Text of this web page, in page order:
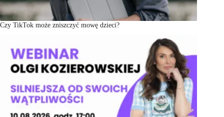
Czy TikTok może zniszczyć mowę dzieci?